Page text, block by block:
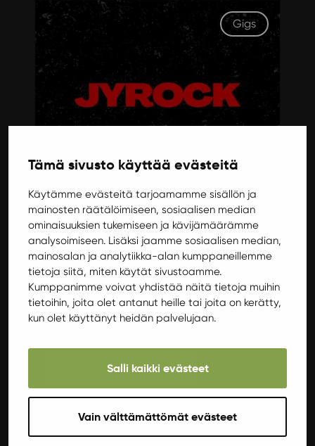
Tämä sivusto käyttää evästeitä
Käytämme evästeitä tarjoamamme sisällön ja
mainosten räätälöimiseen, sosiaalisen median
ominaisuuksien tukemiseen ja kävijämäärämme
analysoimiseen. Lisäksi jaamme sosiaalisen median,
mainosalan ja analytiikka-alan kumppaneillemme
tietoja siitä, miten käytät sivustoamme.
Kumppanimme voivat yhdistää näitä tietoja muihin
tietoihin, joita olet antanut heille tai joita on kerätty,
kun olet käyttänyt heidän palvelujaan.
Salli kaikki evästeet
Vain välttämättömät evästeet
Gigs
JYROCK Festival 2024
Jyrock is coming!
The indoor festival that has entertained people
since 1985, the legendary Jyrock festival, will be
organised this year on 27.-28. September at the
Student House Ilokivi. On the stage we will once
again welcome buzzworthy newcomers and
Get tickets